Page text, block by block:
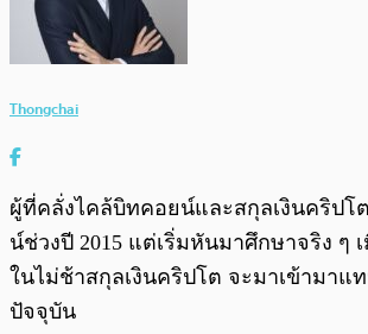
Thongchai
ผู้ที่คลั่งไคล้บิทคอยน์และสกุลเงินคริปโ
น์ช่วงปี 2015 แต่เริ่มหันมาศึกษาจริง ๆ
ในไม่ช้าสกุลเงินคริปโต จะมาเข้ามาแ
ปัจจุบัน